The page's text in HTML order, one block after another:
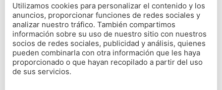
Ventajas de comprar pescado
fresco directamente de la cetárea
Menos tiempo desde la captura hasta la entrega.
Garantía de frescura y calidad superior.
Utilizamos cookies para personalizar el contenido y los
anuncios, proporcionar funciones de redes sociales y
analizar nuestro tráfico. También compartimos
información sobre su uso de nuestro sitio con nuestros
socios de redes sociales, publicidad y análisis, quienes
pueden combinarla con otra información que les haya
proporcionado o que hayan recopilado a partir del uso
de sus servicios.